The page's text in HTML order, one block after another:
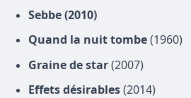
Sebbe (2010)
Quand la nuit tombe (1960)
Graine de star (2007)
Effets désirables (2014)